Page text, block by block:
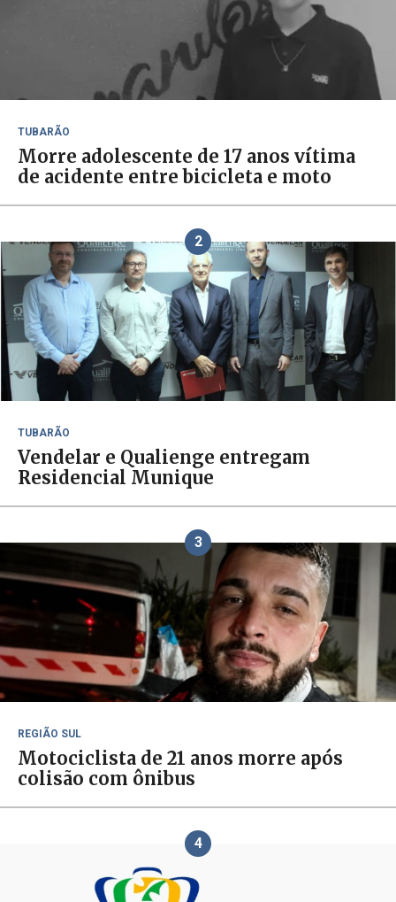
TUBARÃO
Morre adolescente de 17 anos vítima
de acidente entre bicicleta e moto
2
TUBARÃO
Vendelar e Qualienge entregam
Residencial Munique
3
REGIÃO SUL
Motociclista de 21 anos morre após
colisão com ônibus
4